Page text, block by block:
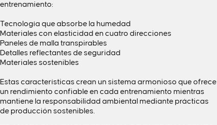
entrenamiento:
Tecnología que absorbe la humedad
Materiales con elasticidad en cuatro direcciones
Paneles de malla transpirables
Detalles reflectantes de seguridad
Materiales sostenibles
Estas características crean un sistema armonioso que ofrece
un rendimiento confiable en cada entrenamiento mientras
mantiene la responsabilidad ambiental mediante prácticas
de producción sostenibles.